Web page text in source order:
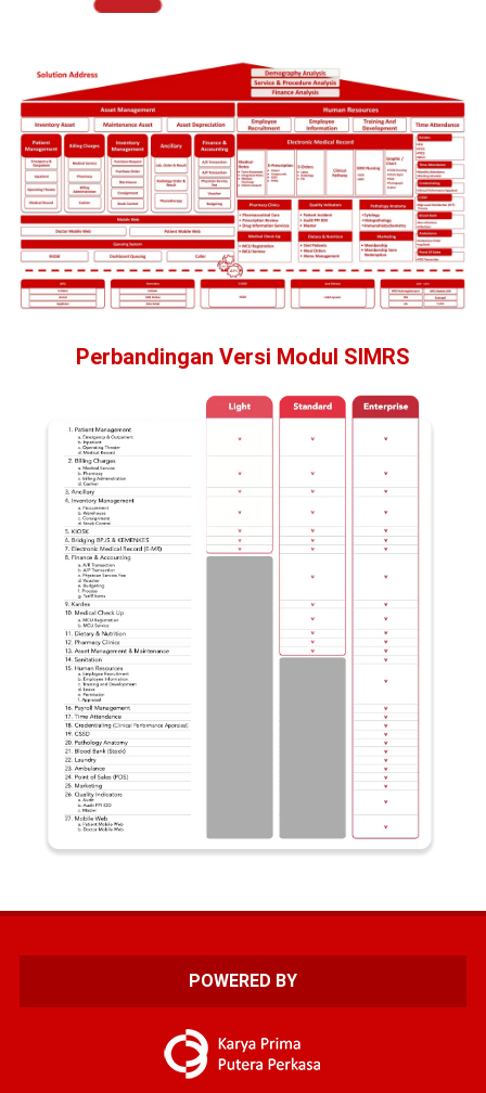
Perbandingan Versi Modul SIMRS
POWERED BY